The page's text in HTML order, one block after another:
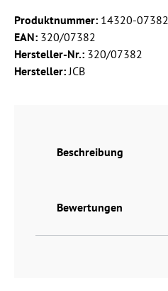
Produktnummer: 14320-07382
EAN: 320/07382
Hersteller-Nr.: 320/07382
Hersteller: JCB
Beschreibung
Bewertungen